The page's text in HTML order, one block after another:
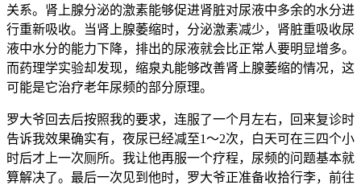
关系。肾上腺分泌的激素能够促进肾脏对尿液中多余的水分进
行重新吸收。当肾上腺萎缩时，分泌激素减少，肾脏重吸收尿
液中水分的能力下降，排出的尿液就会比正常人要明显增多。
而药理学实验却发现，缩泉丸能够改善肾上腺萎缩的情况，这
可能是它治疗老年尿频的部分原理。
罗大爷回去后按照我的要求，连服了一个月左右，回来复诊时
告诉我效果确实有，夜尿已经减至1～2次，白天可在三四个小
时后才上一次厕所。我让他再服一个疗程，尿频的问题基本就
算解决了。最后一次见到他时，罗大爷正准备收拾行李，前往